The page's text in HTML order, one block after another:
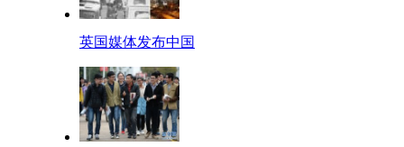
英国媒体发布中国